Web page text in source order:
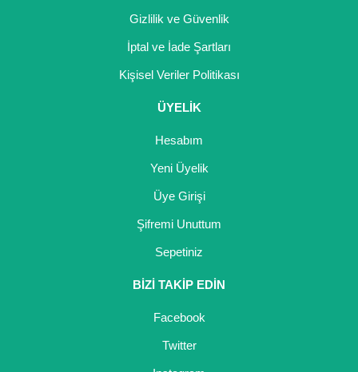
Gizlilik ve Güvenlik
İptal ve İade Şartları
Kişisel Veriler Politikası
ÜYELİK
Hesabım
Yeni Üyelik
Üye Girişi
Şifremi Unuttum
Sepetiniz
BİZİ TAKİP EDİN
Facebook
Twitter